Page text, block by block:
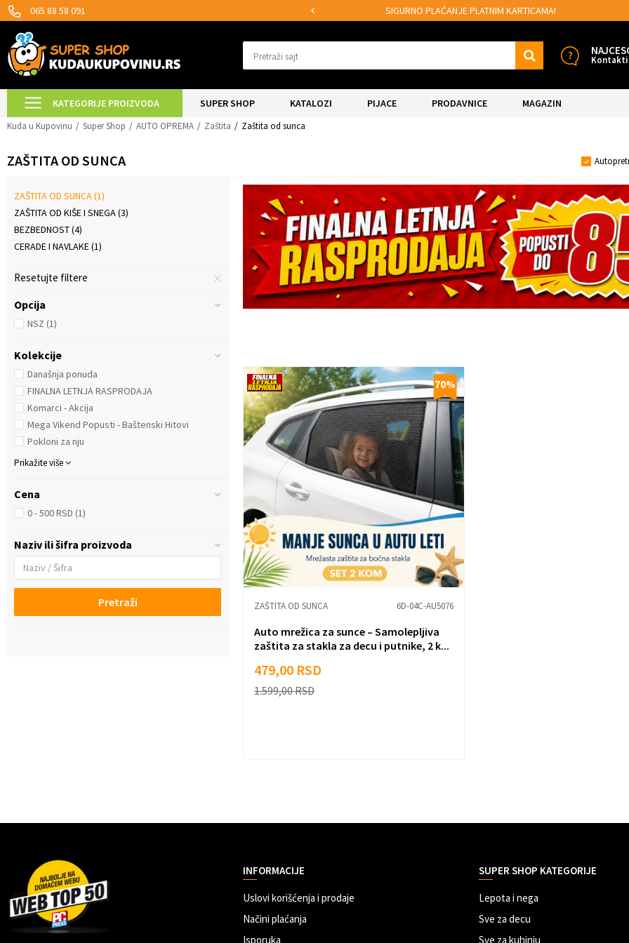
065 88 58 091 SIGURNO PLAĆANJE PLATNIM KARTICAMA!
Pretraži sajt
KATEGORIJE PROIZVODA SUPER SHOP KATALOZI PIJACE PRODAVNICE MAGAZIN
Kuda u Kupovinu Super Shop AUTO OPREMA Zaštita Zaštita od sunca
ZAŠTITA OD SUNCA
ZAŠTITA OD SUNCA(1)
ZAŠTITA OD KIŠE I SNEGA(3)
BEZBEDNOST(4)
CERADE I NAVLAKE(1)
Resetujte filtere
Opcija
NSZ (1)
Kolekcije
Današnja ponuda
FINALNA LETNJA RASPRODAJA
Komarci - Akcija
Mega Vikend Popusti - Baštenski Hitovi
Pokloni za nju
Prikažite više
Cena
0 - 500 RSD (1)
Naziv ili šifra proizvoda
Pretraži
70%
ZAŠTITA OD SUNCA 6D-04C-AU5076
Auto mrežica za sunce – Samolepljiva
zaštita za stakla za decu i putnike, 2 k...
479,00 RSD
1.599,00RSD
INFORMACIJE
Uslovi korišćenja i prodaje
Načini plaćanja
Isporuka
SUPER SHOP KATEGORIJE
Lepota i nega
Sve za decu
Sve za kuhinju